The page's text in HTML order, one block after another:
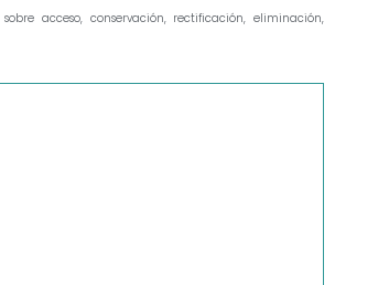
acceso, conservación, rectificación, eliminación,